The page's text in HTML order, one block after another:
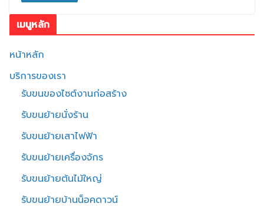
เมนูหลัก
หน้าหลัก
บริการของเรา
รับขนของไซต์งานก่อสร้าง
รับขนย้ายนั่งร้าน
รับขนย้ายเสาไฟฟ้า
รับขนย้ายเครื่องจักร
รับขนย้ายต้นไม้ใหญ่
รับขนย้ายบ้านน็อคดาวน์